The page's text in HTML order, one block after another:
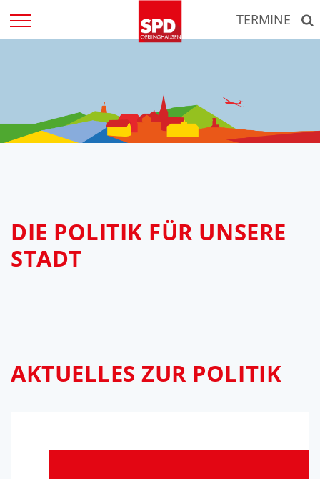
Inhalt
TERMINE
DIE POLITIK FÜR UNSERE
STADT
AKTUELLES ZUR POLITIK